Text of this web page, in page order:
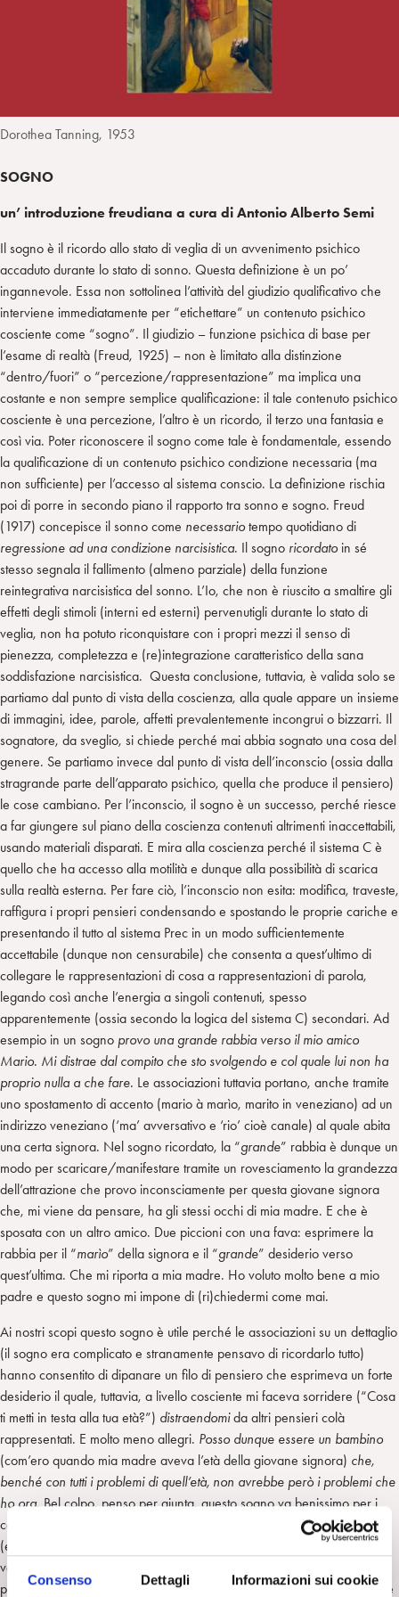
Consenso Dettagli Informazioni sui cookie
Dorothea Tanning, 1953
SOGNO
un’ introduzione freudiana a cura di Antonio Alberto Semi
Il sogno è il ricordo allo stato di veglia di un avvenimento psichico
accaduto durante lo stato di sonno. Questa definizione è un po’
ingannevole. Essa non sottolinea l’attività del giudizio qualificativo che
interviene immediatamente per “etichettare” un contenuto psichico
cosciente come “sogno”. Il giudizio – funzione psichica di base per
l’esame di realtà (Freud, 1925) – non è limitato alla distinzione
“dentro/fuori” o “percezione/rappresentazione” ma implica una
costante e non sempre semplice qualificazione: il tale contenuto psichico
cosciente è una percezione, l’altro è un ricordo, il terzo una fantasia e
così via. Poter riconoscere il sogno come tale è fondamentale, essendo
la qualificazione di un contenuto psichico condizione necessaria (ma
non sufficiente) per l’accesso al sistema conscio. La definizione rischia
poi di porre in secondo piano il rapporto tra sonno e sogno. Freud
(1917) concepisce il sonno come necessariotempo quotidiano di
regressione ad una condizione narcisistica. Il sogno ricordatoin sé
stesso segnala il fallimento (almeno parziale) della funzione
reintegrativa narcisistica del sonno. L’Io, che non è riuscito a smaltire gli
effetti degli stimoli (interni ed esterni) pervenutigli durante lo stato di
veglia, non ha potuto riconquistare con i propri mezzi il senso di
pienezza, completezza e (re)integrazione caratteristico della sana
soddisfazione narcisistica. Questa conclusione, tuttavia, è valida solo se
partiamo dal punto di vista della coscienza, alla quale appare un insieme
di immagini, idee, parole, affetti prevalentemente incongrui o bizzarri. Il
sognatore, da sveglio, si chiede perché mai abbia sognato una cosa del
genere. Se partiamo invece dal punto di vista dell’inconscio (ossia dalla
stragrande parte dell’apparato psichico, quella che produce il pensiero)
le cose cambiano. Per l’inconscio, il sogno è un successo, perché riesce
a far giungere sul piano della coscienza contenuti altrimenti inaccettabili,
usando materiali disparati. E mira alla coscienza perché il sistema C è
quello che ha accesso alla motilità e dunque alla possibilità di scarica
sulla realtà esterna. Per fare ciò, l’inconscio non esita: modifica, traveste,
raffigura i propri pensieri condensando e spostando le proprie cariche e
presentando il tutto al sistema Prec in un modo sufficientemente
accettabile (dunque non censurabile) che consenta a quest’ultimo di
collegare le rappresentazioni di cosa a rappresentazioni di parola,
legando così anche l’energia a singoli contenuti, spesso
apparentemente (ossia secondo la logica del sistema C) secondari. Ad
esempio in un sogno provo una grande rabbia verso il mio amico
Mario. Mi distrae dal compito che sto svolgendo e col quale lui non ha
proprio nulla a che fare. Le associazioni tuttavia portano, anche tramite
uno spostamento di accento (mario à marìo, marito in veneziano) ad un
indirizzo veneziano (‘ma’ avversativo e ‘rio’ cioè canale) al quale abita
una certa signora. Nel sogno ricordato, la “grande” rabbia è dunque un
modo per scaricare/manifestare tramite un rovesciamento la grandezza
dell’attrazione che provo inconsciamente per questa giovane signora
che, mi viene da pensare, ha gli stessi occhi di mia madre. E che è
sposata con un altro amico. Due piccioni con una fava: esprimere la
rabbia per il “marìo” della signora e il “grande” desiderio verso
quest’ultima. Che mi riporta a mia madre. Ho voluto molto bene a mio
padre e questo sogno mi impone di (ri)chiedermi come mai.
Ai nostri scopi questo sogno è utile perché le associazioni su un dettaglio
(il sogno era complicato e stranamente pensavo di ricordarlo tutto)
hanno consentito di dipanare un filo di pensiero che esprimeva un forte
desiderio il quale, tuttavia, a livello cosciente mi faceva sorridere (“Cosa
ti metti in testa alla tua età?”) distraendomida altri pensieri colà
rappresentati. E molto meno allegri. Posso dunque essere un bambino
(com’ero quando mia madre aveva l’età della giovane signora) che,
benché con tutti i problemi di quell’età, non avrebbe però i problemi che
ho ora. Bel colpo, penso per giunta, questo sogno va benissimo per i
colleghi che mi hanno chiesto di scrivere la voce “sogno” per SPIpedia
(ecco un grattacapo esterno, finora non risolto). Fili di pensiero diversi
vengono intrecciati per realizzare il desiderio di risolvere alcuni
problemi (come scrivere la ‘voce’?) negandoli e spostando l’attenzione